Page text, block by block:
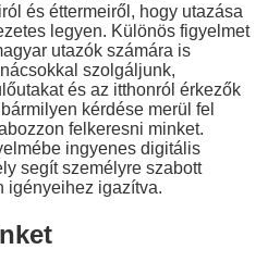
és éttermeiről, hogy utazása
legyen. Különös figyelmet
utazók számára is
szolgáljunk,
és az itthonról érkezők
kérdése merül fel
felkeresni minket.
ingyenes digitális
segít személyre szabott
igényeihez igazítva.